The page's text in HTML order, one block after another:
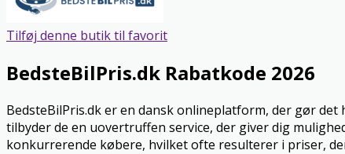
Tilføj denne butik til favorit
BedsteBilPris.dk Rabatkode 2026
BedsteBilPris.dk er en dansk onlineplatform, der gør
tilbyder de en uovertruffen service, der giver dig
konkurrerende købere, hvilket ofte resulterer i priser,